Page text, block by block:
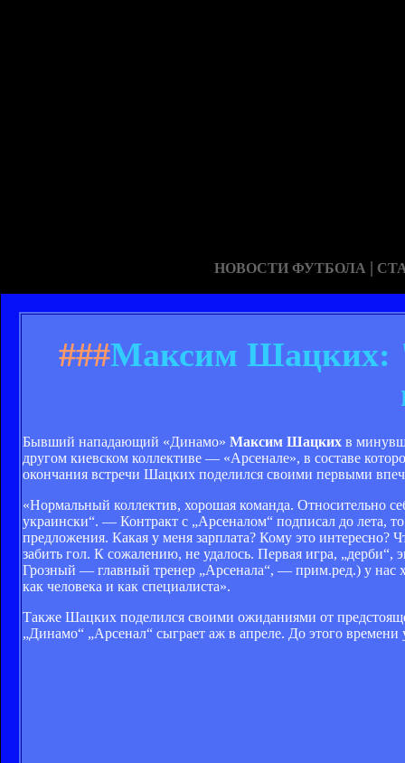
НОВОСТИ ФУТБОЛА |
###Mаксим Шацких:
Бывший нападающий «Динамо» Максим Шацких в
другом киевском коллективе — «Арсенале», в составе
окончания встречи Шацких поделился своими первыми
«Нормальный коллектив, хорошая команда. Относительно
украински“. — Контракт с „Арсеналом“ подписал до лета,
предложения. Какая у меня зарплата? Кому это
забить гол. К сожалению, не удалось. Первая игра,
Грозный — главный тренер „Арсенала“, — прим.ред.) у нас
как человека и как специалиста».
Также Шацких поделился своими ожиданиями от
„Динамо“ „Арсенал“ сыграет аж в апреле. До этого